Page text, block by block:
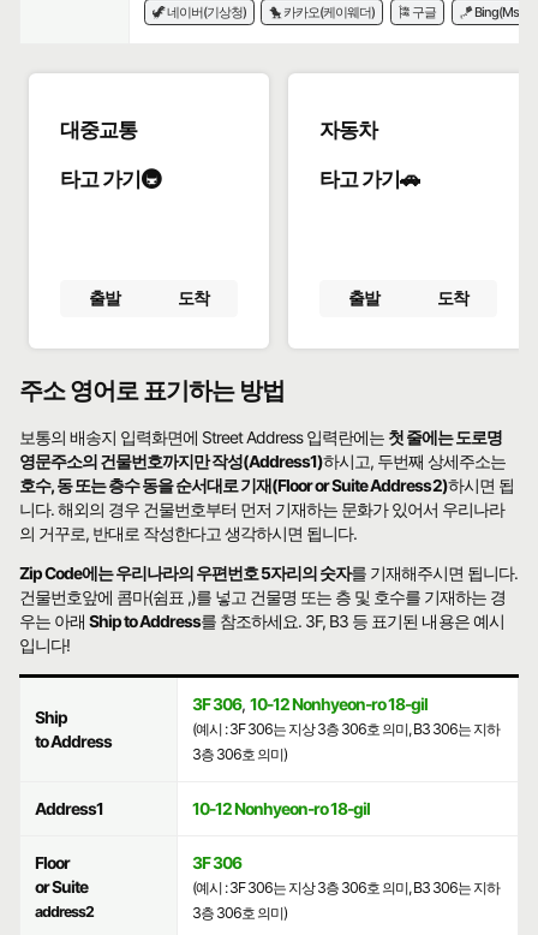
🦖 네이버(기상청) 🐤 카카오(케이웨더) 🎏 구글 🪁 Bing(Msn)
대중교통
타고 가기🚇
출발 도착
자동차
타고 가기🚗
출발 도착
주소 영어로 표기하는 방법
보통의 배송지 입력화면에 Street Address 입력란에는 첫 줄에는 도로명
영문주소의 건물번호까지만 작성(Address1)하시고, 두번째 상세주소는
호수, 동 또는 층수 동을 순서대로 기재(Floor or Suite Address2)하시면 됩
니다. 해외의 경우 건물번호부터 먼저 기재하는 문화가 있어서 우리나라
의 거꾸로, 반대로 작성한다고 생각하시면 됩니다.
Zip Code에는 우리나라의 우편번호 5자리의 숫자를 기재해주시면 됩니다.
건물번호앞에 콤마(쉼표 ,)를 넣고 건물명 또는 층 및 호수를 기재하는 경
우는 아래Ship to Address를 참조하세요. 3F, B3 등 표기된 내용은 예시
입니다!
Ship
to Address
3F 306, 10-12 Nonhyeon-ro 18-gil
(예시 : 3F 306는 지상 3층 306호 의미, B3 306는 지하
3층 306호 의미)
Address1 10-12 Nonhyeon-ro 18-gil
Floor
or Suite
address2
3F 306
(예시 : 3F 306는 지상 3층 306호 의미, B3 306는 지하
3층 306호 의미)